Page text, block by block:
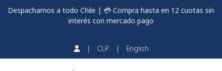
Despachamos a todo Chile | 💳 Compra hasta en 12 cuotas sin
interés con mercado pago
| CLP | English